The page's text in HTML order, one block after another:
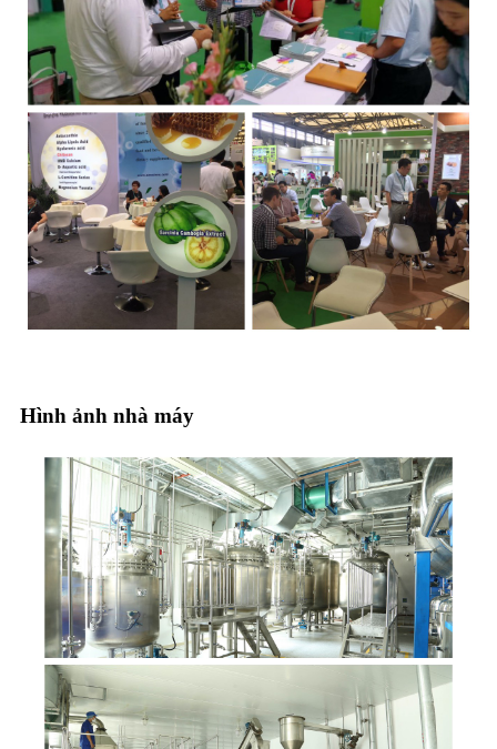
Hình ảnh nhà máy